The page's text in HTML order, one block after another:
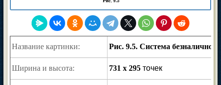
Название картинки: Рис. 9.5. Система
Ширина и высота: 731 x 295 точек